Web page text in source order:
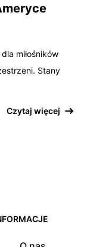
miłośników
Stany
Czytaj więcej